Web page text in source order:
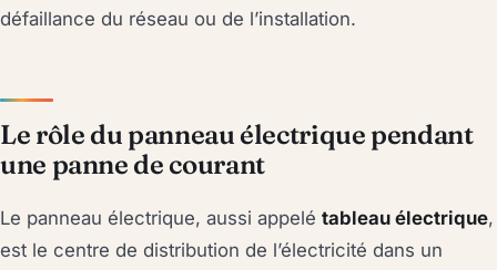
défaillance du réseau ou de l’installation.
Le rôle du panneau électrique pendant
une panne de courant
Le panneau électrique, aussi appelé tableau électrique,
est le centre de distribution de l’électricité dans un